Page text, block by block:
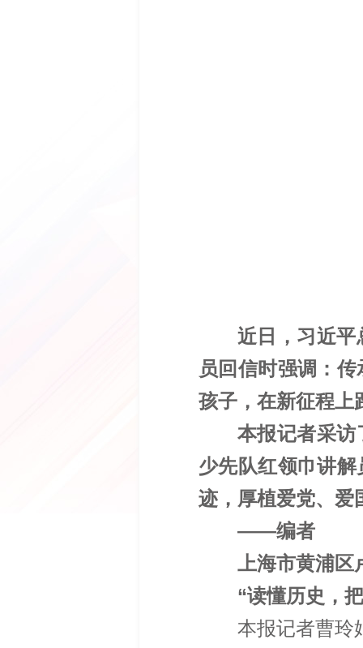
近日， 习近平
员回信时强调：
孩子，在新征程上
本报记者采访
少先队红领巾讲
迹，厚植爱党、爱
——编者
上海市黄浦
“读懂历史，
本报记者曹玲